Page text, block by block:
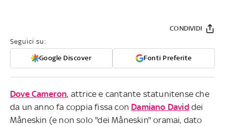
Seguici su:
Google Discover Fonti Preferite
CONDIVIDI
Dove Cameron, attrice e cantante statunitense che
da un anno fa coppia fissa con Damiano Daviddei
Måneskin (e non solo "dei Måneskin" oramai, dato